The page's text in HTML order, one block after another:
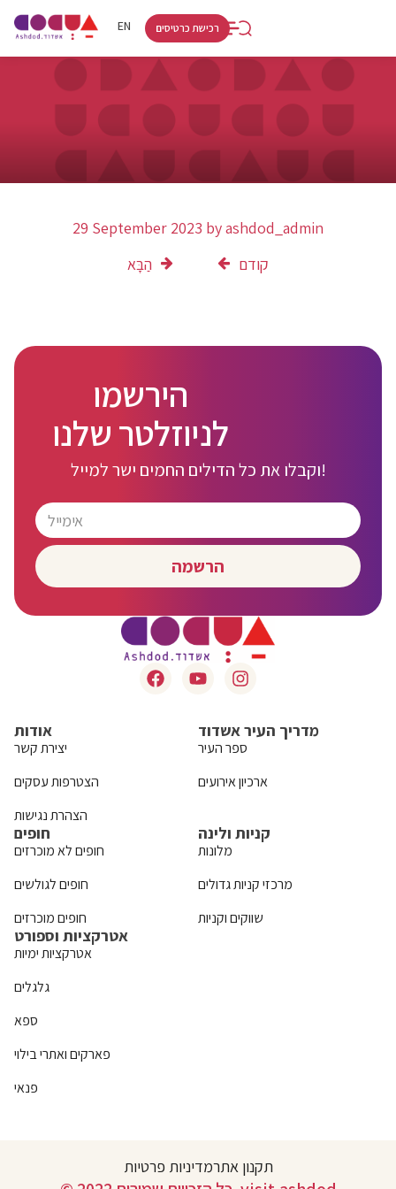
EN
HE
רכישת כרטיסים
29 September 2023 byashdod_admin
קודם
הַבָּא
הירשמו
לניוזלטר שלנו
וקבלו את כל הדילים החמים ישר למייל!
הרשמה
אודות
יצירת קשר
הצטרפות עסקים
הצהרת נגישות
מדריך העיר אשדוד
ספר העיר
ארכיון אירועים
חופים
חופים לא מוכרזים
חופים לגולשים
חופים מוכרזים
קניות ולינה
מלונות
מרכזי קניות גדולים
שווקים וקניות
אטרקציות וספורט
אטרקציות ימיות
גלגלים
ספא
פארקים ואתרי בילוי
פנאי
מדיניות פרטיותתקנון אתר